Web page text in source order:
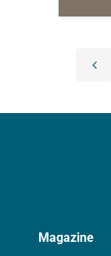
Magazine